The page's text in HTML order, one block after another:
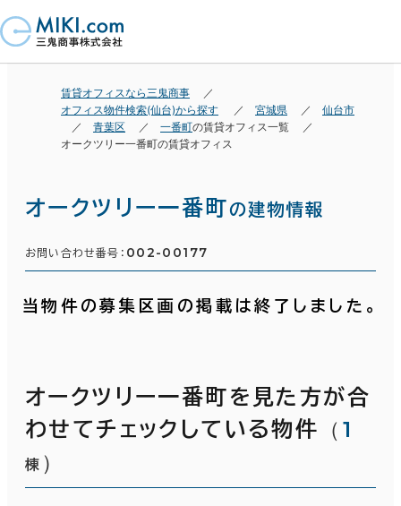
賃貸オフィスなら三鬼商事
オフィス物件検索(仙台)から探す
宮城県
仙台市
青葉区
一番町の賃貸オフィス一覧
オークツリー一番町の賃貸オフィス
オークツリー一番町の建物情報
お問い合わせ番号： 002-00177
当物件の募集区画の掲載は終了しました。
オークツリー一番町を見た方が合
わせてチェックしている物件
（ 1
棟 ）